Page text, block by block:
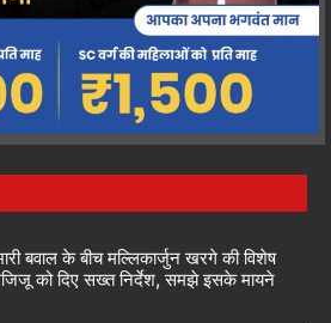
बवाल के बीच मल्लिकार्जुन खरगे की विशेष
को दिए सख्त निर्देश, समझे इसके मायने